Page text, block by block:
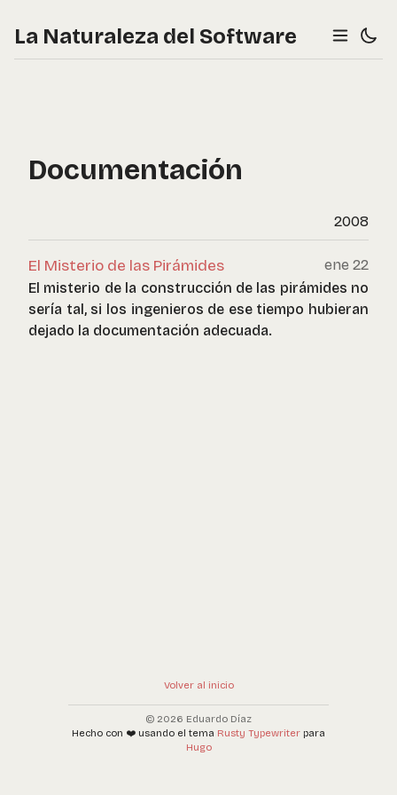
La Naturaleza del Software
Documentación
2008
El Misterio de las Pirámides
ene 22
El misterio de la construcción de las pirámides no
sería tal, si los ingenieros de ese tiempo hubieran
dejado la documentación adecuada.
Volver al inicio
© 2026 Eduardo Díaz
Hecho con ❤️ usando el tema Rusty Typewriter para
Hugo